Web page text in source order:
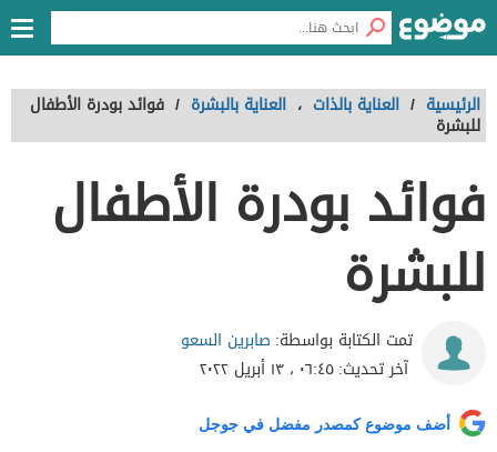
الرئيسية / العناية بالذات ، العناية بالبشرة / فوائد بودرة الأطفال
للبشرة
فوائد بودرة الأطفال
للبشرة
تمت الكتابة بواسطة: صابرين السعو
آخر تحديث:٠٦:٤٥ ، ١٣ أبريل ٢٠٢٢
أضف موضوع كمصدر مفضل في جوجل